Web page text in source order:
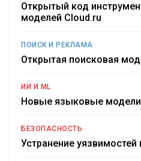
Открытый код
моделей Cloud.ru
ПОИСК И РЕКЛАМА
Открытая поисковая
ИИ И ML
Новые языковые модели
БЕЗОПАСНОСТЬ
Устранение уязвимостей